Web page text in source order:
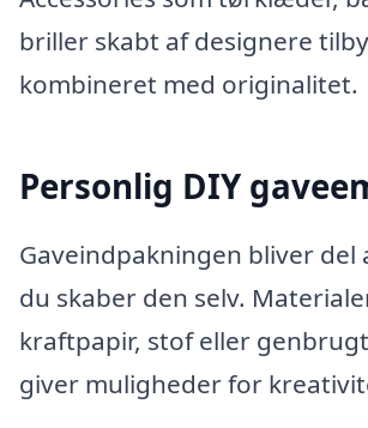
briller skabt af designere
kombineret med originalitet.
Personlig DIY
Gaveindpakningen bliver del
du skaber den selv.
kraftpapir, stof eller
giver muligheder for